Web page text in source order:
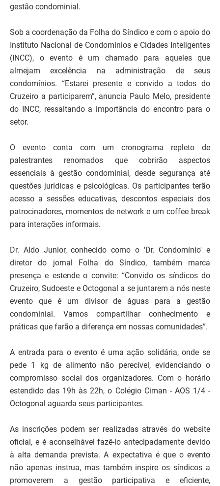
gestão condominial.
Sob a coordenação da Folha do Síndico e com o apoio do
Instituto Nacional de Condomínios e Cidades Inteligentes
(INCC), o evento é um chamado para aqueles que
almejam excelência na administração de seus
condomínios. “Estarei presente e convido a todos do
Cruzeiro a participarem”, anuncia Paulo Melo, presidente
do INCC, ressaltando a importância do encontro para o
setor.
O evento conta com um cronograma repleto de
palestrantes renomados que cobrirão aspectos
essenciais à gestão condominial, desde segurança até
questões jurídicas e psicológicas. Os participantes terão
acesso a sessões educativas, descontos especiais dos
patrocinadores, momentos de network e um coffee break
para interações informais.
Dr. Aldo Junior, conhecido como o 'Dr. Condomínio' e
diretor do jornal Folha do Síndico, também marca
presença e estende o convite: “Convido os síndicos do
Cruzeiro, Sudoeste e Octogonal a se juntarem a nós neste
evento que é um divisor de águas para a gestão
condominial. Vamos compartilhar conhecimento e
práticas que farão a diferença em nossas comunidades”.
A entrada para o evento é uma ação solidária, onde se
pede 1 kg de alimento não perecível, evidenciando o
compromisso social dos organizadores. Com o horário
estendido das 19h às 22h, o Colégio Ciman - AOS 1/4 -
Octogonal aguarda seus participantes.
As inscrições podem ser realizadas através do website
oficial, e é aconselhável fazê-lo antecipadamente devido
à alta demanda prevista. A expectativa é que o evento
não apenas instrua, mas também inspire os síndicos a
promoverem a gestão participativa e eficiente,